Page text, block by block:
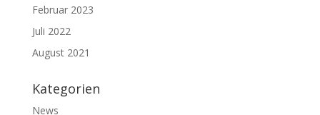
Februar 2023
Juli 2022
August 2021
Kategorien
News